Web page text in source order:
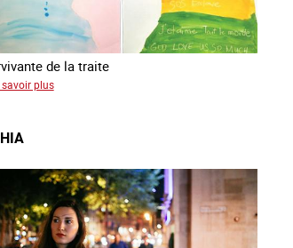
de la traite
savoir plussur